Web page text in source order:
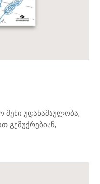
შენი უდანაშაულობა,
გემუქრებიან,